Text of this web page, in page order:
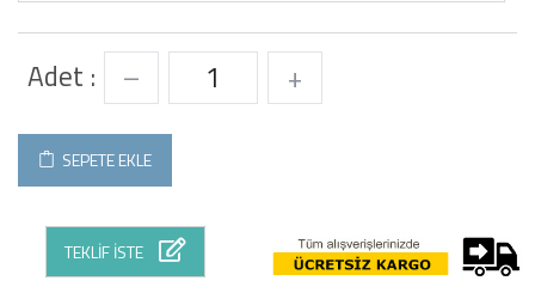
Adet : – +
SEPETE EKLE
TEKLİF İSTE